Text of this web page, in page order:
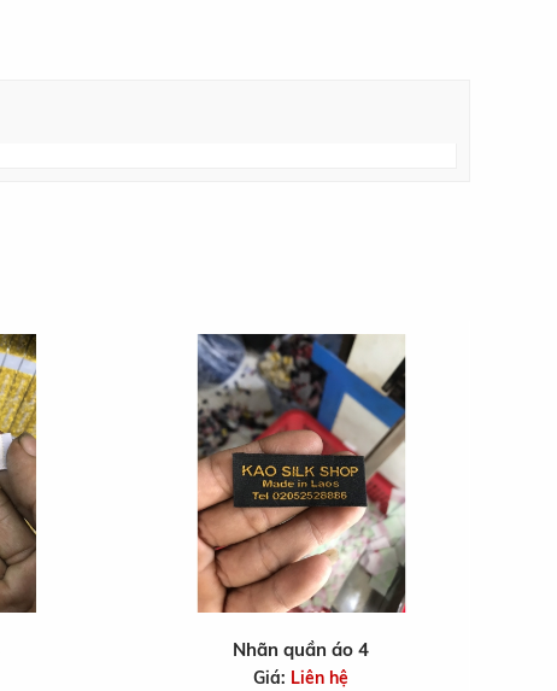
Nhãn quần áo 4
Giá: Liên hệ